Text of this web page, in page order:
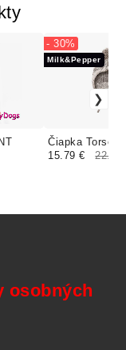
Čiapka Torso 2
Milk&Pepper
- 30%
15.79 € 22.55
osobných